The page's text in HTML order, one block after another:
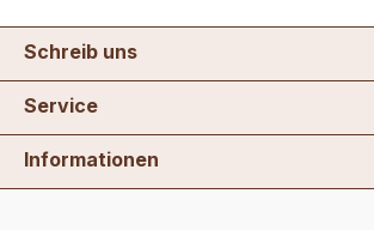
Schreib uns
Service
Informationen